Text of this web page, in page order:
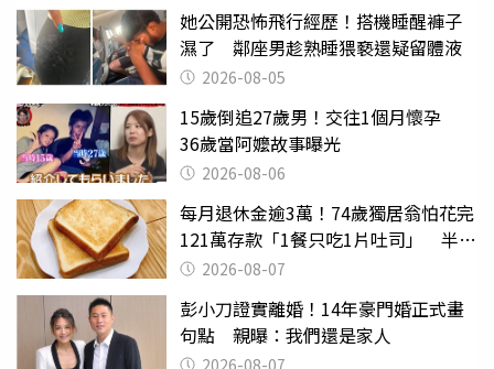
她公開恐怖飛行經歷！搭機睡醒褲子
濕了 鄰座男趁熟睡猥褻還疑留體液
2026-08-05
15歲倒追27歲男！交往1個月懷孕
36歲當阿嬤故事曝光
2026-08-06
每月退休金逾3萬！74歲獨居翁怕花完
121萬存款「1餐只吃1片吐司」 半年
後暴瘦嚇壞女兒
2026-08-07
彭小刀證實離婚！14年豪門婚正式畫
句點 親曝：我們還是家人
2026-08-07